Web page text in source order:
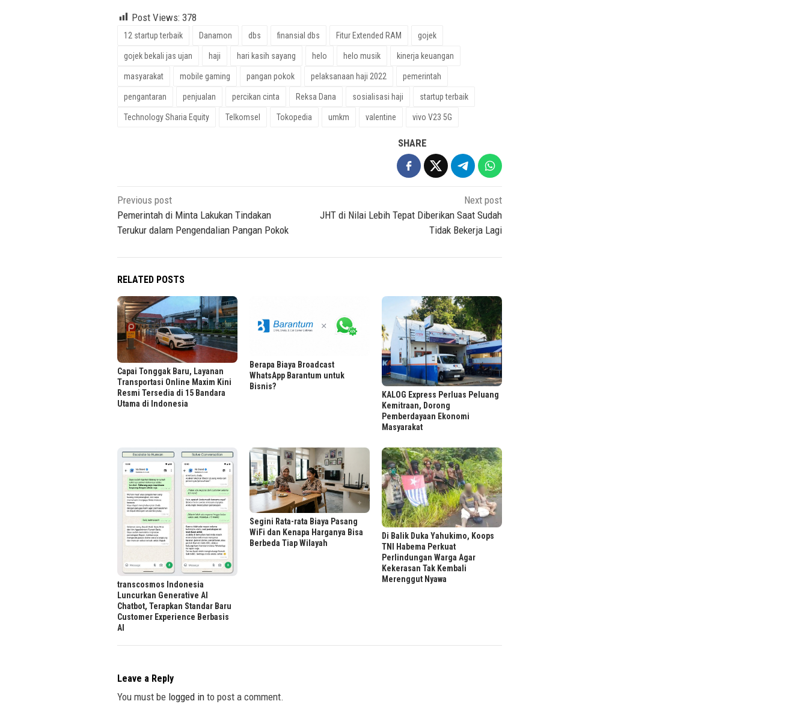
Post Views: 378
12 startup terbaik Danamon dbs finansial dbs Fitur Extended RAM gojek
gojek bekali jas ujan haji hari kasih sayang helo helo musik kinerja keuangan
masyarakat mobile gaming pangan pokok pelaksanaan haji 2022 pemerintah
pengantaran penjualan percikan cinta Reksa Dana sosialisasi haji startup terbaik
Technology Sharia Equity Telkomsel Tokopedia umkm valentine vivo V23 5G
SHARE
Post
navigation
Previous post
Pemerintah di Minta Lakukan Tindakan
Terukur dalam Pengendalian Pangan Pokok
Next post
JHT di Nilai Lebih Tepat Diberikan Saat Sudah
Tidak Bekerja Lagi
RELATED POSTS
Capai Tonggak Baru, Layanan
Transportasi Online Maxim Kini
Resmi Tersedia di 15 Bandara
Utama di Indonesia
Berapa Biaya Broadcast
WhatsApp Barantum untuk
Bisnis?
KALOG Express Perluas Peluang
Kemitraan, Dorong
Pemberdayaan Ekonomi
Masyarakat
transcosmos Indonesia
Luncurkan Generative AI
Chatbot, Terapkan Standar Baru
Customer Experience Berbasis
AI
Segini Rata-rata Biaya Pasang
WiFi dan Kenapa Harganya Bisa
Berbeda Tiap Wilayah
Di Balik Duka Yahukimo, Koops
TNI Habema Perkuat
Perlindungan Warga Agar
Kekerasan Tak Kembali
Merenggut Nyawa
Leave a Reply
You must be logged in to post a comment.